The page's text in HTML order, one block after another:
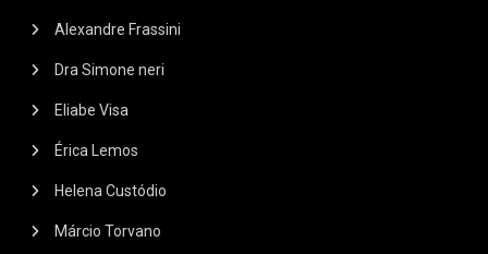
Alexandre Frassini
Dra Simone neri
Eliabe Visa
Érica Lemos
Helena Custódio
Márcio Torvano